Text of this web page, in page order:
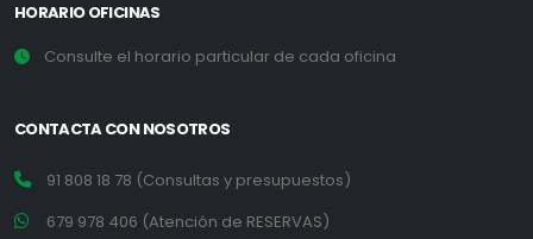
HORARIO OFICINAS
Consulte el horario particular de cada oficina
CONTACTA CON NOSOTROS
91 808 18 78 (Consultas y presupuestos)
679 978 406 (Atención de RESERVAS)